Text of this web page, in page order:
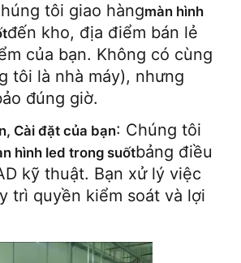
tôi giao hàngmàn hình
đến kho, địa điểm bán lẻ
của bạn. Không có cùng
tôi là nhà máy), nhưng
đúng giờ.
Cài đặt của bạn: Chúng tôi
hình led trong suốtbảng điều
kỹ thuật. Bạn xử lý việc
trì quyền kiểm soát và lợi